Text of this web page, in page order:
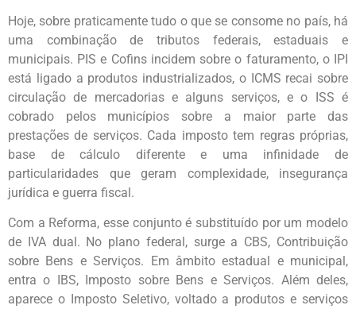
Hoje, sobre praticamente tudo o que se consome no país, há
uma combinação de tributos federais, estaduais e
municipais. PIS e Cofins incidem sobre o faturamento, o IPI
está ligado a produtos industrializados, o ICMS recai sobre
circulação de mercadorias e alguns serviços, e o ISS é
cobrado pelos municípios sobre a maior parte das
prestações de serviços. Cada imposto tem regras próprias,
base de cálculo diferente e uma infinidade de
particularidades que geram complexidade, insegurança
jurídica e guerra fiscal.
Com a Reforma, esse conjunto é substituído por um modelo
de IVA dual. No plano federal, surge a CBS, Contribuição
sobre Bens e Serviços. Em âmbito estadual e municipal,
entra o IBS, Imposto sobre Bens e Serviços. Além deles,
aparece o Imposto Seletivo, voltado a produtos e serviços